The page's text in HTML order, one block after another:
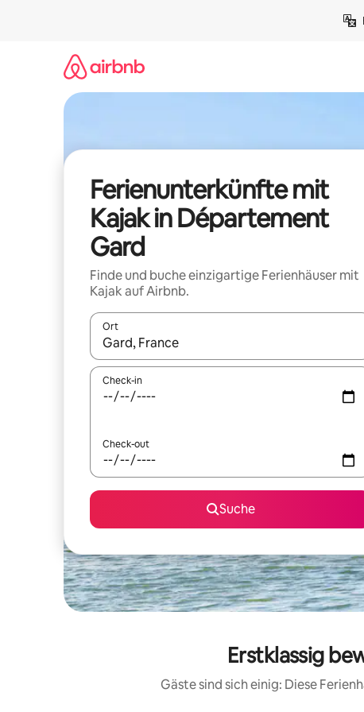
Ferienunterkünfte mit
Kajak in Département
Gard
Finde und buche einzigartige Ferienhäuser mit
Kajak auf Airbnb.
Ort
Wenn Ergebnisse verfügbar sind, navigiere mit
Check-in
Check-out
Suche
Erstklassig
Gäste sind sich einig: Diese